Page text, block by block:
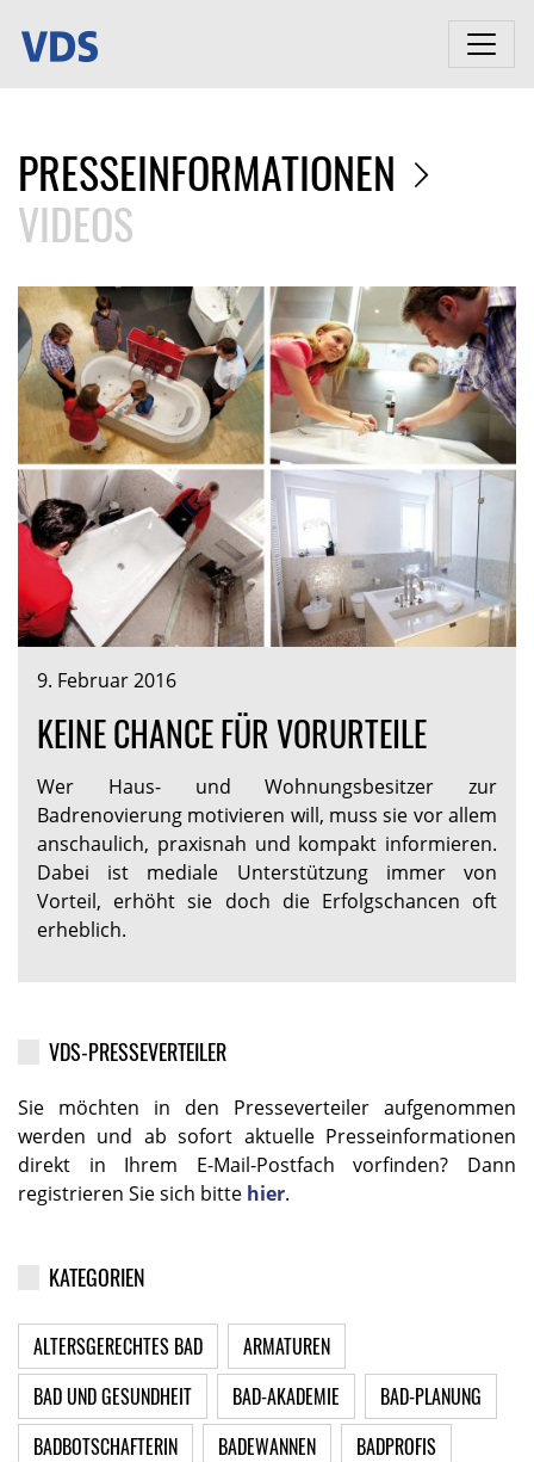
PRESSEINFORMATIONEN
VIDEOS
9. Februar 2016
KEINE CHANCE FÜR VORURTEILE
Wer Haus- und Wohnungsbesitzer zur
Badrenovierung motivieren will, muss sie vor allem
anschaulich, praxisnah und kompakt informieren.
Dabei ist mediale Unterstützung immer von
Vorteil, erhöht sie doch die Erfolgschancen oft
erheblich.
VDS-PRESSEVERTEILER
Sie möchten in den Presseverteiler aufgenommen
werden und ab sofort aktuelle Presseinformationen
direkt in Ihrem E-Mail-Postfach vorfinden? Dann
registrieren Sie sich bitte hier.
KATEGORIEN
ALTERSGERECHTES BAD
ARMATUREN
BAD UND GESUNDHEIT
BAD-AKADEMIE
BAD-PLANUNG
BADBOTSCHAFTERIN
BADEWANNEN
BADPROFIS